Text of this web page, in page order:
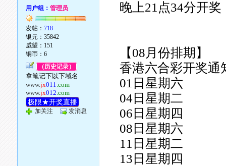
用户组：管理员
发帖：718
银元：35842
威望：151
铜币：6
（历史记录）
拿笔记下以下域名
www.jx011.com
www.jx012.com
极限★开奖直播
加关注 发消息
晚上21点34分开
【08月份排期】
香港六合彩开奖通
01日星期六
04日星期二
06日星期四
08日星期六
11日星期二
13日星期四